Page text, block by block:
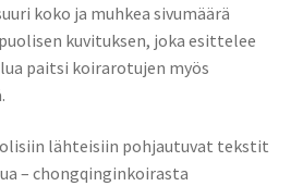
koko ja muhkea sivumäärä
kuvituksen, joka esittelee
paitsi koirarotujen myös
lähteisiin pohjautuvat tekstit
– chongqinginkoirasta